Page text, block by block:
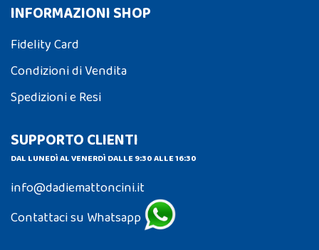
INFORMAZIONI SHOP
Fidelity Card
Condizioni di Vendita
Spedizioni e Resi
SUPPORTO CLIENTI
DAL LUNEDÌ AL VENERDÌ DALLE 9:30 ALLE 16:30
info@dadiemattoncini.it
Contattaci su Whatsapp